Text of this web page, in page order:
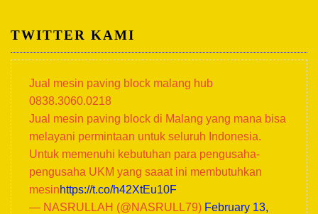
TWITTER KAMI
Jual mesin paving block malang hub
0838.3060.0218
Jual mesin paving block di Malang yang mana bisa
melayani permintaan untuk seluruh Indonesia.
Untuk memenuhi kebutuhan para pengusaha-
pengusaha UKM yang saaat ini membutuhkan
mesinhttps://t.co/h42XtEu10F
— NASRULLAH (@NASRULL79) February 13,